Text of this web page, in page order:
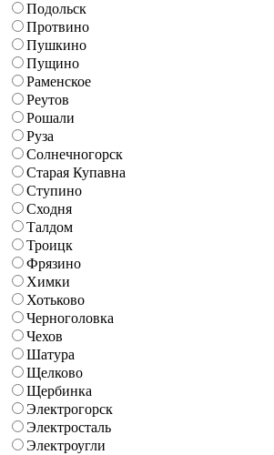
Подольск
Протвино
Пушкино
Пущино
Раменское
Реутов
Рошали
Руза
Солнечногорск
Старая Купавна
Ступино
Сходня
Талдом
Троицк
Фрязино
Химки
Хотьково
Черноголовка
Чехов
Шатура
Щелково
Щербинка
Электрогорск
Электросталь
Электроугли